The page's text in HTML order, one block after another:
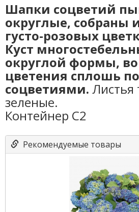
Шапки соцветий
округлые, собраны
густо-розовых
Куст
округлой формы,
цветения сплошь
соцветиями. Листья
зеленые.
Контейнер С2
Рекомендуемые товары